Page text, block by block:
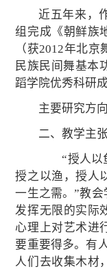
近五年来，
组完成《朝鲜族
（获2012年北
民族民间舞基本
蹈学院优秀科研
主要研究方
二、教学主张
“授人以鱼
授之以渔，授人
一生之需。”教
发挥无限的实际
心理上对艺术进
要重要得多。有
人们去收集木材